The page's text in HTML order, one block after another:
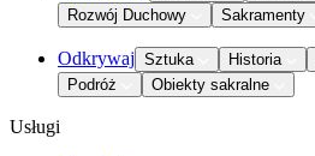
Rozwój Duchowy
Sakramenty
Odkrywaj Sztuka Historia
Podróż
Obiekty sakralne
Usługi